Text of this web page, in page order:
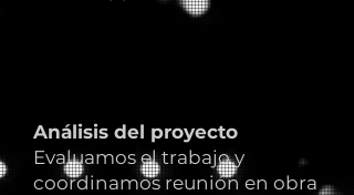
Análisis del proyecto
Evaluamos el trabajo y
coordinamos reunión en obra